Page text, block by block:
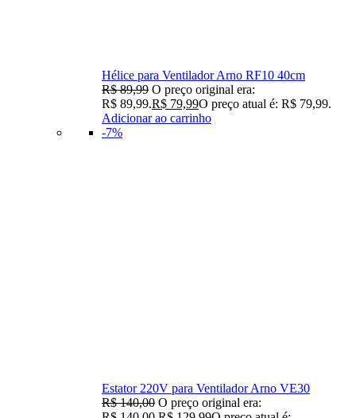
Hélice para Ventilador Arno RF10 40cm
R$89,99 O preço original era:
R$ 89,99.R$ 79,99O preço atual é: R$ 79,99.
Adicionar ao carrinho
-7%
Estator 220V para Ventilador Arno VE30
R$140,00 O preço original era: